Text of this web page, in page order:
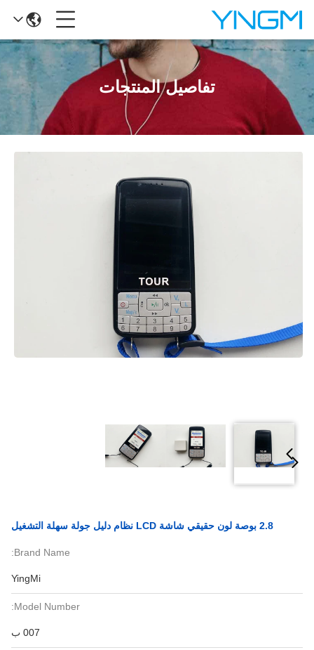
تفاصيل المنتجات
2.8 بوصة لون حقيقي شاشة LCD نظام دليل جولة سهلة التشغيل
Brand Name:
YingMi
Model Number:
007 ب